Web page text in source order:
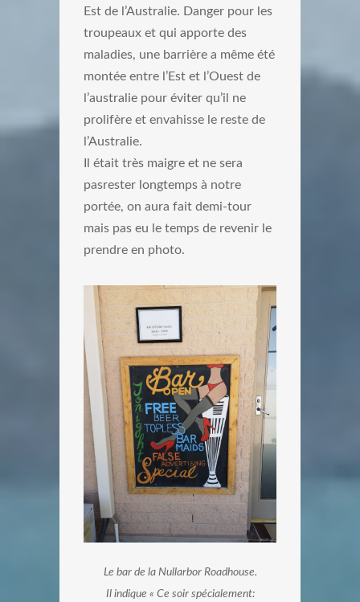
Est de l’Australie. Danger pour les
troupeaux et qui apporte des
maladies, une barrière a même été
montée entre l’Est et l’Ouest de
l’australie pour éviter qu’il ne
prolifère et envahisse le reste de
l’Australie.
Il était très maigre et ne sera
pasrester longtemps à notre
portée, on aura fait demi-tour
mais pas eu le temps de revenir le
prendre en photo.
Le bar de la Nullarbor Roadhouse.
Il indique « Ce soir spécialement: